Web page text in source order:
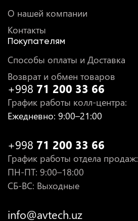
О нашей компании
Контакты
Покупателям
Способы оплаты и Доставка
Возврат и обмен товаров
+998 71 200 33 66
График работы колл-центра:
Ежедневно: 9:00–21:00
+998 71 200 33 66
График работы отдела продаж:
ПН-ПТ: 9:00–18:00
СБ-ВС: Выходные
info@avtech.uz